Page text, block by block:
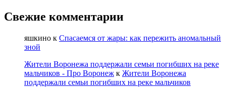
Свежие комментарии
яшкино к Спасаемся от жары: как пережить аномальный
зной
Жители Воронежа поддержали семьи погибших на реке
мальчиков - Про Воронеж к Жители Воронежа
поддержали семьи погибших на реке мальчиков